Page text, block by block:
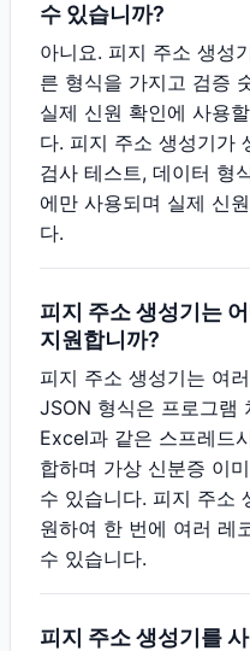
수 있습니까?
아니요. 피지 주소 생성
른 형식을 가지고 검증
실제 신원 확인에 사용
다. 피지 주소 생성기가
검사 테스트, 데이터 형
에만 사용되며 실제 신
다.
피지 주소 생성기는
지원합니까?
피지 주소 생성기는 여
JSON 형식은 프로그램
Excel과 같은 스프레드
합하며 가상 신분증 이
수 있습니다. 피지 주소
원하여 한 번에 여러 레
수 있습니다.
피지 주소 생성기를